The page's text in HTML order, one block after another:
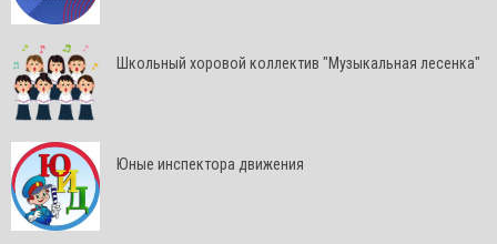
Школьный хоровой коллектив "Музыкальная лесенка"
Юные инспектора движения